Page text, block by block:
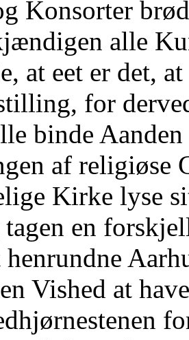
Konsorter
alle
at eet er det,
for
binde
af religiøse
Kirke lyse
tagen en
Vished at